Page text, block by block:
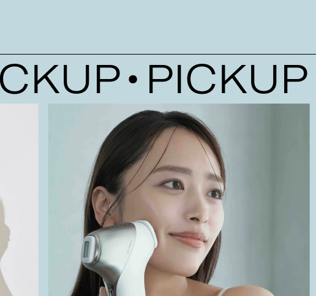
PICKUP